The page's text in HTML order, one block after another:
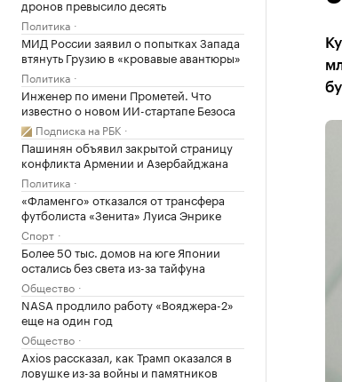
дронов превысило десять
Политика
МИД России заявил о попытках Запада
втянуть Грузию в «кровавые авантюры»
Политика
Инженер по имени Прометей. Что
известно о новом ИИ-стартапе Безоса
Подписка на РБК
Пашинян объявил закрытой страницу
конфликта Армении и Азербайджана
Политика
«Фламенго» отказался от трансфера
футболиста «Зенита» Луиса Энрике
Спорт
Более 50 тыс. домов на юге Японии
остались без света из-за тайфуна
Общество
NASA продлило работу «Вояджера-2»
еще на один год
Общество
Axios рассказал, как Трамп оказался в
ловушке из-за войны и памятников